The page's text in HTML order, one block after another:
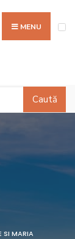
MENU
Caută
SI MARIA